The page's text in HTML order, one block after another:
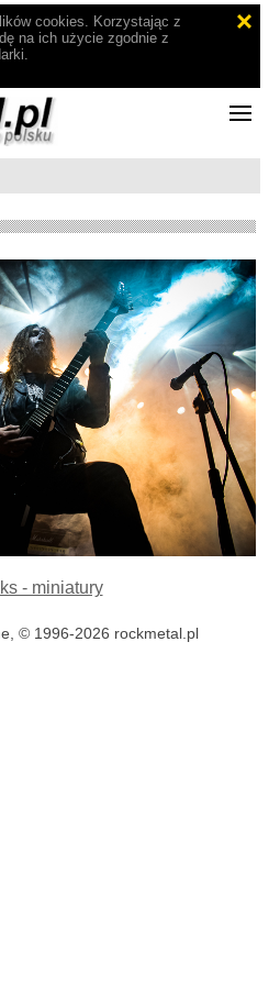
cookies. Korzystając z
na ich użycie zgodnie z
- miniatury
© 1996-2026 rockmetal.pl